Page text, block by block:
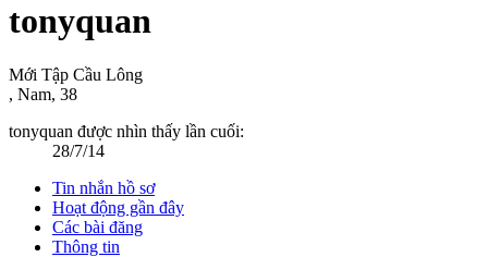
tonyquan
Mới Tập Cầu Lông
, Nam, 38
tonyquan được nhìn thấy lần cuối:
28/7/14
Tin nhắn hồ sơ
Hoạt động gần đây
Các bài đăng
Thông tin